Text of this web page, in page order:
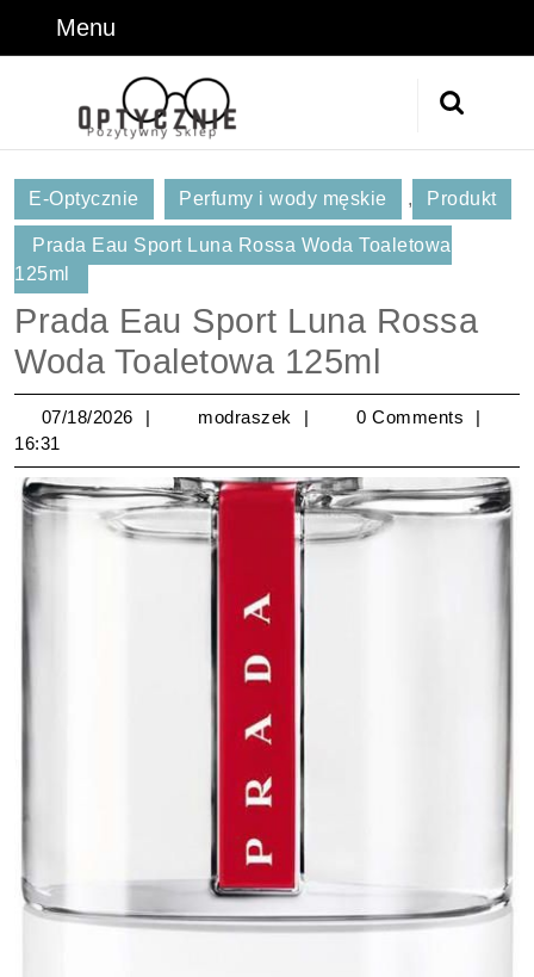
Menu
E-Optycznie Perfumy i wody męskie , Produkt
Prada Eau Sport Luna Rossa Woda Toaletowa
125ml
Prada Eau Sport Luna Rossa
Woda Toaletowa 125ml
07/18/2026 07/18/2026
modraszek modraszek
0 Comments
16:31